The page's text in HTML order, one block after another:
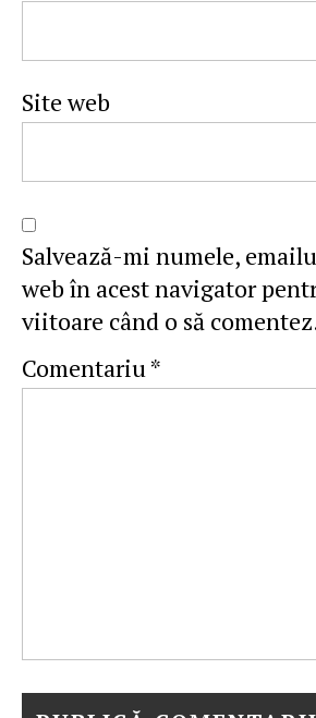
Site web
Salvează-mi numele,
web în acest navigator
viitoare când o să
Comentariu*